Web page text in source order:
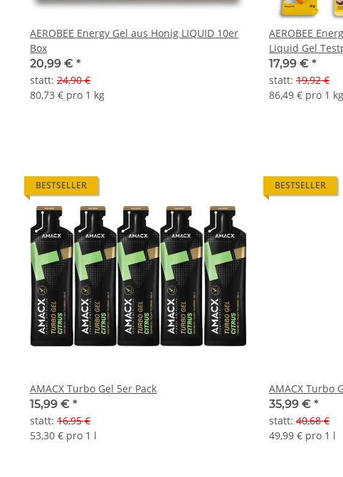
AEROBEE Energy Gel aus Honig LIQUID 10er
Box
20,99 € *
statt: 24,90 €
80,73 € pro 1 kg
AEROBEE
Liquid Gel
17,99 € *
statt: 19,92 €
86,49 € pro 1 kg
BESTSELLER
AMACX Turbo Gel 5er Pack
15,99 € *
statt: 16,95 €
53,30 € pro 1 l
BESTSELLER
35,99 € *
statt: 40,68 €
49,99 € pro 1 l